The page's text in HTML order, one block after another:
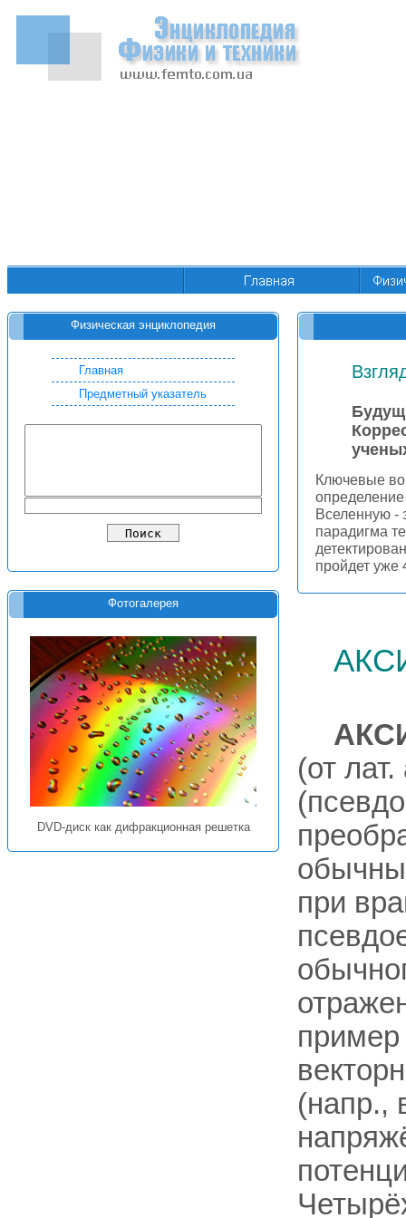
Физическая энциклопедия
Главная
Предметный указатель
Фотогалерея
DVD-диск как дифракционная решетка
Ключевые
Вселенную -
парадигма
пройдет уже
(от
при
пример
(напр.,